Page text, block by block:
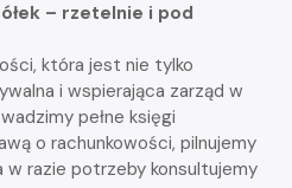
– rzetelnie i pod
która jest nie tylko
i wspierająca zarząd w
pełne księgi
o rachunkowości, pilnujemy
w razie potrzeby konsultujemy